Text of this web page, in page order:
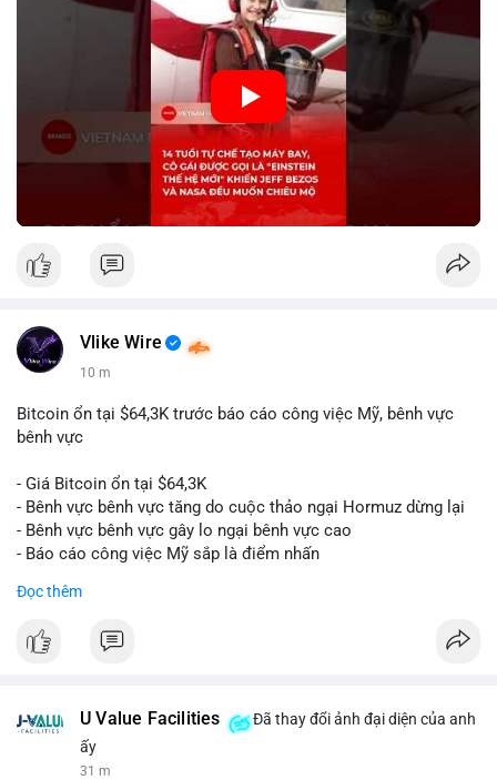
không chỉ thể hiện khả năng học tập nhanh chóng mà còn thể
hiện tiềm năng của thế hệ trẻ trong lĩnh vực công nghệ. Mặc dù
chưa liên quan trực tiếp đến tài chính hoặc crypto, sự phát
triển của công nghệ mới thường tạo cơ hội đầu tư hoặc ứng
dụng trong các lĩnh vực số hóa.
🎥 Xem video trực tiếp tại:
Nguồn: KIEN THUC KINH TE
Vlike Wire
10 m
Bitcoin ổn tại $64,3K trước báo cáo công việc Mỹ, bênh vực
bênh vực
- Giá Bitcoin ổn tại $64,3K
- Bênh vực bênh vực tăng do cuộc thảo ngại Hormuz dừng lại
- Bênh vực bênh vực gây lo ngại bênh vực cao
- Báo cáo công việc Mỹ sắp là điểm nhấn
$btc#btc
#vlikevn #titanbot
Đọc thêm
U Value Facilities
Đã thay đổi ảnh đại diện của anh
ấy
31 m